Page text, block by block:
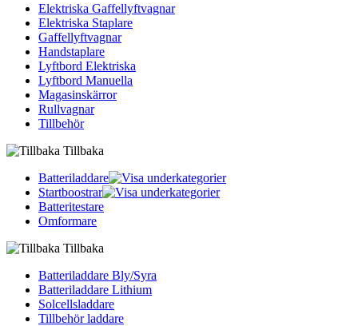
Elektriska Gaffellyftvagnar
Elektriska Staplare
Gaffellyftvagnar
Handstaplare
Lyftbord Elektriska
Lyftbord Manuella
Magasinskärror
Rullvagnar
Tillbehör
Tillbaka
Batteriladdare
Startboostrar
Batteritestare
Omformare
Tillbaka
Batteriladdare Bly/Syra
Batteriladdare Lithium
Solcellsladdare
Tillbehör laddare